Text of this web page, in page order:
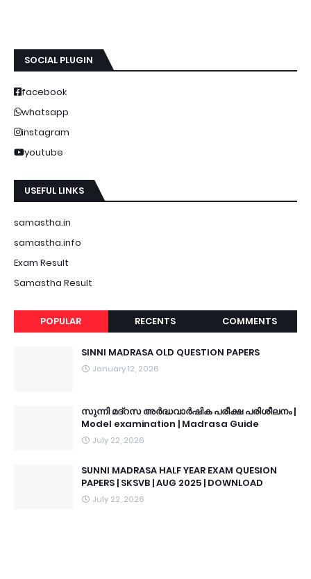
SOCIAL PLUGIN
facebook
whatsapp
instagram
youtube
USEFUL LINKS
samastha.in
samastha.info
Exam Result
Samastha Result
POPULAR RECENTS COMMENTS
SINNI MADRASA OLD QUESTION PAPERS
January 12, 2026
സുന്നി മദ്റസ അർദ്ധവാർഷിക പരീക്ഷ പരിശീലനം |
Model examination | Madrasa Guide
July 22, 2026
SUNNI MADRASA HALF YEAR EXAM QUESION
PAPERS | SKSVB | AUG 2025 | DOWNLOAD
July 22, 2026